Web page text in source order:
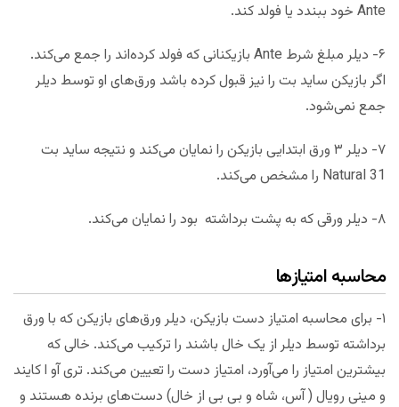
Ante خود ببندد یا فولد کند.
۶- دیلر مبلغ شرط Ante بازیکنانی که فولد کرده‌اند را جمع می‌کند.
اگر بازیکن ساید بت را نیز قبول کرده باشد ورق‌های او توسط دیلر
جمع نمی‌شود.
۷- دیلر ۳ ورق ابتدایی بازیکن را نمایان می‌کند و نتیجه ساید بت
Natural 31 را مشخص می‌کند.
۸- دیلر ورقی که به پشت برداشته بود را نمایان می‌کند.
محاسبه امتیاز‌ها
۱- برای محاسبه امتیاز دست بازیکن، دیلر ورق‌های بازیکن که با ورق
برداشته توسط دیلر از یک خال باشند را ترکیب می‌کند. خالی که
بیشترین امتیاز را می‌آورد، امتیاز دست را تعیین می‌کند. تری آو ا کایند
و مینی رویال ( آس، شاه و بی بی از خال) دست‌های برنده هستند و